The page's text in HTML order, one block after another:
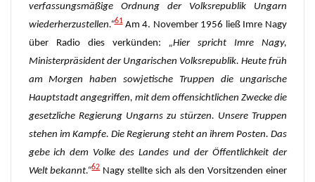
verfassungsmäßige Ordnung der Volksrepublik Ungarn
wiederherzustellen.“61Am 4. November 1956 ließ Imre Nagy
über Radio dies verkünden: „Hier spricht Imre Nagy,
Ministerpräsident derUngarischen Volksrepublik. Heute früh
am Morgen haben sowjetische Truppen die ungarische
Hauptstadt angegriffen, mit dem offensichtlichen Zwecke die
gesetzliche Regierung Ungarns zu stürzen. Unsere Truppen
stehen im Kampfe. Die Regierung steht an ihrem Posten. Das
gebe ich dem Volke des Landes und der Öffentlichkeit der
Welt bekannt.“62Nagy stellte sich als den Vorsitzenden einer